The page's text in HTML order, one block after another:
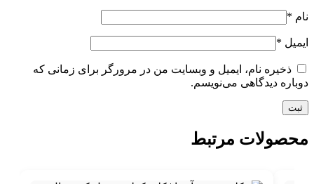
نام *
ایمیل *
ذخیره نام، ایمیل و وبسایت من در مرورگر برای زمانی که
دوباره دیدگاهی می‌نویسم.
محصولات مرتبط